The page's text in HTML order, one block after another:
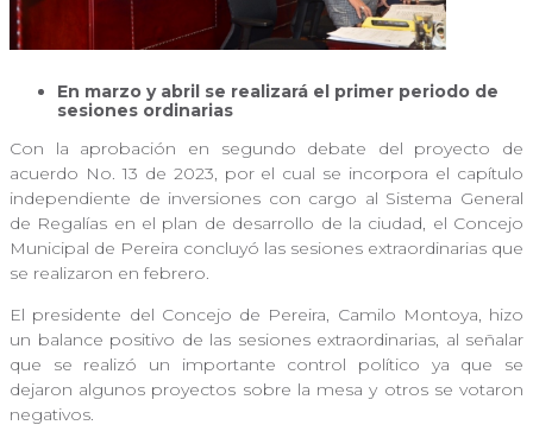
En marzo y abril se realizará el primer periodo de
sesiones ordinarias
Con la aprobación en segundo debate del proyecto de
acuerdo No. 13 de 2023, por el cual se incorpora el capítulo
independiente de inversiones con cargo al Sistema General
de Regalías en el plan de desarrollo de la ciudad, el Concejo
Municipal de Pereira concluyó las sesiones extraordinarias que
se realizaron en febrero.
El presidente del Concejo de Pereira, Camilo Montoya, hizo
un balance positivo de las sesiones extraordinarias, al señalar
que se realizó un importante control político ya que se
dejaron algunos proyectos sobre la mesa y otros se votaron
negativos.